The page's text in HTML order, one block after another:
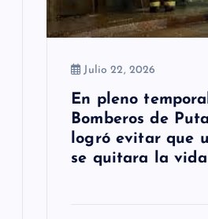
Julio 22, 2026
En pleno
Bomberos de
logró evitar que
se quitara la vida